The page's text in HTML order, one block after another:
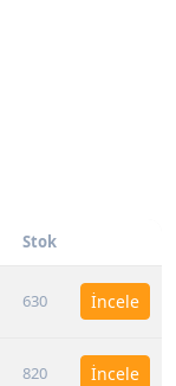
Stok
630 İncele
820 İncele